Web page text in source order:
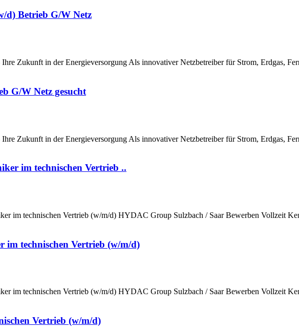
d) Betrieb G/W Netz
Zukunft in der Energieversorgung Als innovativer Netzbetreiber für Strom, Erdgas,
G/W Netz gesucht
Zukunft in der Energieversorgung Als innovativer Netzbetreiber für Strom, Erdgas,
im technischen Vertrieb ..
im technischen Vertrieb (w/m/d) HYDAC Group Sulzbach / Saar Bewerben Vollzeit
im technischen Vertrieb (w/m/d)
im technischen Vertrieb (w/m/d) HYDAC Group Sulzbach / Saar Bewerben Vollzeit
Vertrieb (w/m/d)